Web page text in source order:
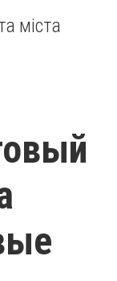
міста